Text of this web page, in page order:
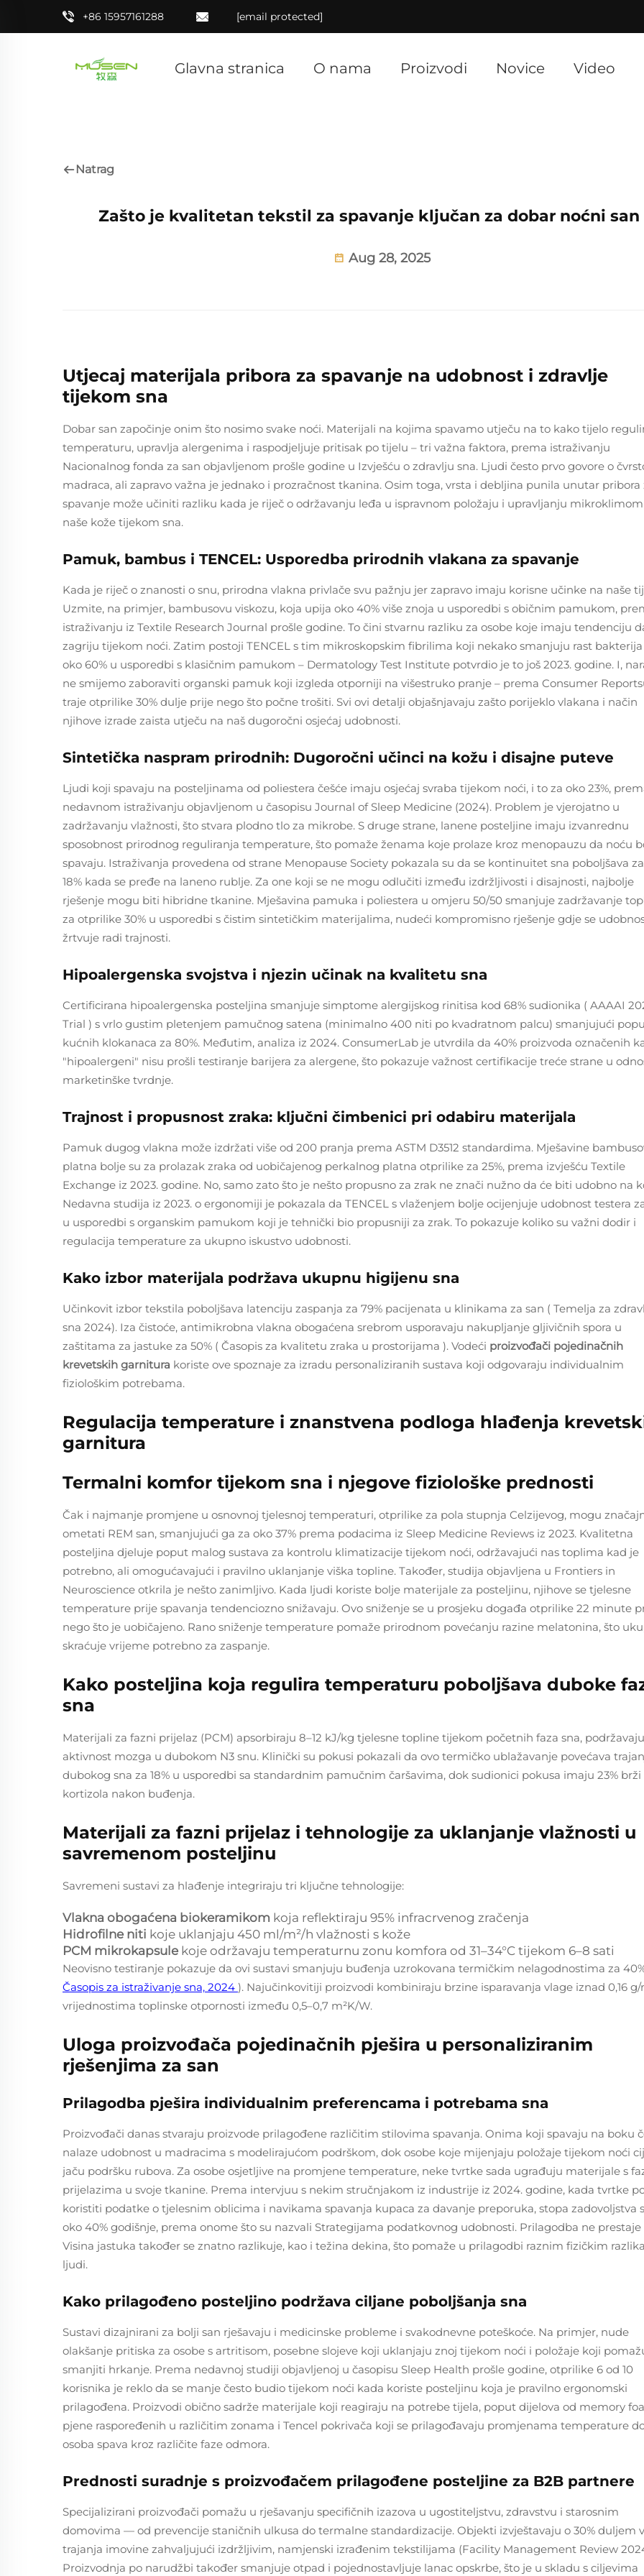
+86 15957161288 [email protected]
Glavna stranica O nama Proizvodi Novice Video
Natrag
Zašto je kvalitetan tekstil za spavanje ključan za dobar noćni san
Aug 28, 2025
Utjecaj materijala pribora za spavanje na udobnost i zdravlje
tijekom sna
Dobar san započinje onim što nosimo svake noći. Materijali na kojima spavamo utječu na to kako tijelo
temperaturu, upravlja alergenima i raspodjeljuje pritisak po tijelu – tri važna faktora, prema istraživanju
Nacionalnog fonda za san objavljenom prošle godine u Izvješću o zdravlju sna. Ljudi često prvo govore o
madraca, ali zapravo važna je jednako i prozračnost tkanina. Osim toga, vrsta i debljina punila unutar pribora
spavanje može učiniti razliku kada je riječ o održavanju leđa u ispravnom položaju i upravljanju
naše kože tijekom sna.
Pamuk, bambus i TENCEL: Usporedba prirodnih vlakana za spavanje
Kada je riječ o znanosti o snu, prirodna vlakna privlače svu pažnju jer zapravo imaju korisne učinke na naše
Uzmite, na primjer, bambusovu viskozu, koja upija oko 40% više znoja u usporedbi s običnim pamukom,
istraživanju iz Textile Research Journal prošle godine. To čini stvarnu razliku za osobe koje imaju tendenciju
zagriju tijekom noći. Zatim postoji TENCEL s tim mikroskopskim fibrilima koji nekako smanjuju rast bakterija
oko 60% u usporedbi s klasičnim pamukom – Dermatology Test Institute potvrdio je to još 2023. godine. I,
ne smijemo zaboraviti organski pamuk koji izgleda otporniji na višestruko pranje – prema Consumer
traje otprilike 30% dulje prije nego što počne trošiti. Svi ovi detalji objašnjavaju zašto porijeklo vlakana i način
njihove izrade zaista utječu na naš dugoročni osjećaj udobnosti.
Sintetička naspram prirodnih: Dugoročni učinci na kožu i disajne puteve
Ljudi koji spavaju na posteljinama od poliestera češće imaju osjećaj svraba tijekom noći, i to za oko 23%,
nedavnom istraživanju objavljenom u časopisu Journal of Sleep Medicine (2024). Problem je vjerojatno u
zadržavanju vlažnosti, što stvara plodno tlo za mikrobe. S druge strane, lanene posteljine imaju izvanrednu
sposobnost prirodnog reguliranja temperature, što pomaže ženama koje prolaze kroz menopauzu da noću
spavaju. Istraživanja provedena od strane Menopause Society pokazala su da se kontinuitet sna poboljšava
18% kada se pređe na laneno rublje. Za one koji se ne mogu odlučiti između izdržljivosti i disajnosti, najbolje
rješenje mogu biti hibridne tkanine. Mješavina pamuka i poliestera u omjeru 50/50 smanjuje zadržavanje
za otprilike 30% u usporedbi s čistim sintetičkim materijalima, nudeći kompromisno rješenje gdje se
žrtvuje radi trajnosti.
Hipoalergenska svojstva i njezin učinak na kvalitetu sna
Certificirana hipoalergenska posteljina smanjuje simptome alergijskog rinitisa kod 68% sudionika ( AAAAI
Trial ) s vrlo gustim pletenjem pamučnog satena (minimalno 400 niti po kvadratnom palcu) smanjujući
kućnih klokanaca za 80%. Međutim, analiza iz 2024. ConsumerLab je utvrdila da 40% proizvoda označenih
"hipoalergeni" nisu prošli testiranje barijera za alergene, što pokazuje važnost certifikacije treće strane u
marketinške tvrdnje.
Trajnost i propusnost zraka: ključni čimbenici pri odabiru materijala
Pamuk dugog vlakna može izdržati više od 200 pranja prema ASTM D3512 standardima. Mješavine
platna bolje su za prolazak zraka od uobičajenog perkalnog platna otprilike za 25%, prema izvješću Textile
Exchange iz 2023. godine. No, samo zato što je nešto propusno za zrak ne znači nužno da će biti udobno na
Nedavna studija iz 2023. o ergonomiji je pokazala da TENCEL s vlaženjem bolje ocijenjuje udobnost testera za
u usporedbi s organskim pamukom koji je tehnički bio propusniji za zrak. To pokazuje koliko su važni dodir i
regulacija temperature za ukupno iskustvo udobnosti.
Kako izbor materijala podržava ukupnu higijenu sna
Učinkovit izbor tekstila poboljšava latenciju zaspanja za 79% pacijenata u klinikama za san ( Temelja za
sna 2024). Iza čistoće, antimikrobna vlakna obogaćena srebrom usporavaju nakupljanje gljivičnih spora u
zaštitama za jastuke za 50% ( Časopis za kvalitetu zraka u prostorijama ). Vodeći proizvođači pojedinačnih
krevetskih garnitura koriste ove spoznaje za izradu personaliziranih sustava koji odgovaraju individualnim
fiziološkim potrebama.
Regulacija temperature i znanstvena podloga hlađenja
garnitura
Termalni komfor tijekom sna i njegove fiziološke prednosti
Čak i najmanje promjene u osnovnoj tjelesnoj temperaturi, otprilike za pola stupnja Celzijevog, mogu
ometati REM san, smanjujući ga za oko 37% prema podacima iz Sleep Medicine Reviews iz 2023. Kvalitetna
posteljina djeluje poput malog sustava za kontrolu klimatizacije tijekom noći, održavajući nas toplima kad je
potrebno, ali omogućavajući i pravilno uklanjanje viška topline. Također, studija objavljena u Frontiers in
Neuroscience otkrila je nešto zanimljivo. Kada ljudi koriste bolje materijale za posteljinu, njihove se tjelesne
temperature prije spavanja tendenciozno snižavaju. Ovo sniženje se u prosjeku događa otprilike 22 minute
nego što je uobičajeno. Rano sniženje temperature pomaže prirodnom povećanju razine melatonina, što
skraćuje vrijeme potrebno za zaspanje.
Kako posteljina koja regulira temperaturu poboljšava duboke
sna
Materijali za fazni prijelaz (PCM) apsorbiraju 8–12 kJ/kg tjelesne topline tijekom početnih faza sna,
aktivnost mozga u dubokom N3 snu. Klinički su pokusi pokazali da ovo termičko ublažavanje povećava
dubokog sna za 18% u usporedbi sa standardnim pamučnim čaršavima, dok sudionici pokusa imaju 23% brži
kortizola nakon buđenja.
Materijali za fazni prijelaz i tehnologije za uklanjanje vlažnosti u
savremenom posteljinu
Savremeni sustavi za hlađenje integriraju tri ključne tehnologije:
Vlakna obogaćena biokeramikom koja reflektiraju 95% infracrvenog zračenja
Hidrofilne niti koje uklanjaju 450 ml/m²/h vlažnosti s kože
PCM mikrokapsule koje održavaju temperaturnu zonu komfora od 31–34°C tijekom 6–8 sati
Neovisno testiranje pokazuje da ovi sustavi smanjuju buđenja uzrokovana termičkim nelagodnostima za
Časopis za istraživanje sna, 2024 ). Najučinkovitiji proizvodi kombiniraju brzine isparavanja vlage iznad 0,16 g/
vrijednostima toplinske otpornosti između 0,5–0,7 m²K/W.
Uloga proizvođača pojedinačnih pješira u personaliziranim
rješenjima za san
Prilagodba pješira individualnim preferencama i potrebama sna
Proizvođači danas stvaraju proizvode prilagođene različitim stilovima spavanja. Onima koji spavaju na boku
nalaze udobnost u madracima s modelirajućom podrškom, dok osobe koje mijenjaju položaje tijekom noći
jaču podršku rubova. Za osobe osjetljive na promjene temperature, neke tvrtke sada ugrađuju materijale s
prijelazima u svoje tkanine. Prema intervjuu s nekim stručnjakom iz industrije iz 2024. godine, kada tvrtke
koristiti podatke o tjelesnim oblicima i navikama spavanja kupaca za davanje preporuka, stopa zadovoljstva
oko 40% godišnje, prema onome što su nazvali Strategijama podatkovnog udobnosti. Prilagodba ne prestaje
Visina jastuka također se znatno razlikuje, kao i težina dekina, što pomaže u prilagodbi raznim fizičkim
ljudi.
Kako prilagođeno posteljino podržava ciljane poboljšanja sna
Sustavi dizajnirani za bolji san rješavaju i medicinske probleme i svakodnevne poteškoće. Na primjer, nude
olakšanje pritiska za osobe s artritisom, posebne slojeve koji uklanjaju znoj tijekom noći i položaje koji
smanjiti hrkanje. Prema nedavnoj studiji objavljenoj u časopisu Sleep Health prošle godine, otprilike 6 od 10
korisnika je reklo da se manje često budio tijekom noći kada koriste posteljinu koja je pravilno ergonomski
prilagođena. Proizvodi obično sadrže materijale koji reagiraju na potrebe tijela, poput dijelova od memory
pjene raspoređenih u različitim zonama i Tencel pokrivača koji se prilagođavaju promjenama temperature
osoba spava kroz različite faze odmora.
Prednosti suradnje s proizvođačem prilagođene posteljine za B2B partnere
Specijalizirani proizvođači pomažu u rješavanju specifičnih izazova u ugostiteljstvu, zdravstvu i starosnim
domovima — od prevencije staničnih ulkusa do termalne standardizacije. Objekti izvještavaju o 30% duljem
trajanja imovine zahvaljujući izdržljivim, namjenski izrađenim tekstilijama (Facility Management Review
Proizvodnja po narudžbi također smanjuje otpad i pojednostavljuje lanac opskrbe, što je u skladu s ciljevima